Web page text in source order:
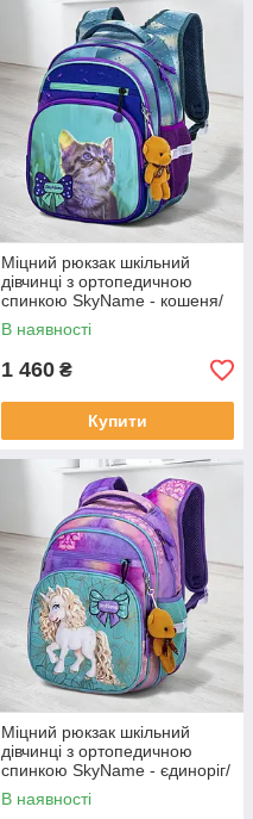
Міцний рюкзак шкільний
дівчинці з ортопедичною
спинкою SkyName - кошеня/
Водонепроникний портфель
для школи 1-4 клас
В наявності
1 460 ₴
Купити
Міцний рюкзак шкільний
дівчинці з ортопедичною
спинкою SkyName - єдиноріг/
Водонепроникний портфель
для школи 1-4 клас
В наявності